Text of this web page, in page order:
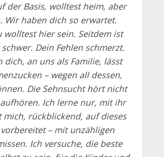
der Basis, wolltest heim, aber
Wir haben dich so erwartet.
wolltest hier sein. Seitdem ist
Dein Fehlen schmerzt.
dich, an uns als Familie, lässt
– wegen all dessen,
Die Sehnsucht hört nicht
Ich lerne nur, mit ihr
mich, rückblickend, auf dieses
– mit unzähligen
Ich versuche, die beste